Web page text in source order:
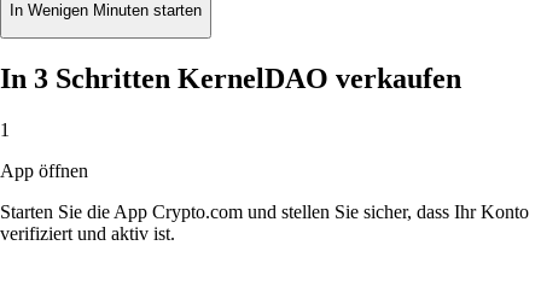
In Wenigen Minuten starten
In 3 Schritten KernelDAO verkaufen
1
App öffnen
Starten Sie die App Crypto.com und stellen Sie sicher, dass Ihr Konto
verifiziert und aktiv ist.